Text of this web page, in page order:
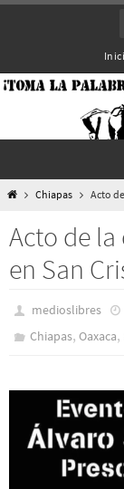
InicioChiapas Acto
Acto de
en San
medioslibres
Chiapas,Oaxaca,